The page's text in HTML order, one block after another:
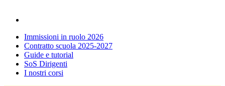
Immissioni in ruolo 2026
Contratto scuola 2025-2027
Guide e tutorial
SoS Dirigenti
I nostri corsi